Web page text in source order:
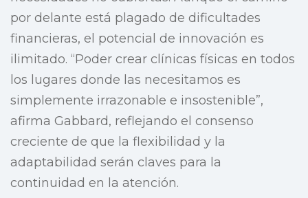
por delante está plagado de dificultades
financieras, el potencial de innovación es
ilimitado. “Poder crear clínicas físicas en todos
los lugares donde las necesitamos es
simplemente irrazonable e insostenible”,
afirma Gabbard, reflejando el consenso
creciente de que la flexibilidad y la
adaptabilidad serán claves para la
continuidad en la atención.